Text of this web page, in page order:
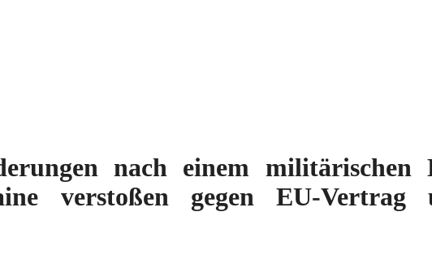
nach einem militärischen
verstoßen gegen EU-Vertrag